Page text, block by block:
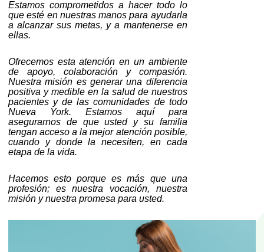
Estamos comprometidos a hacer todo lo
que esté en nuestras manos para ayudarla
a alcanzar sus metas, y a mantenerse en
ellas.
Ofrecemos esta atención en un ambiente
de apoyo, colaboración y compasión.
Nuestra misión es generar una diferencia
positiva y medible en la salud de nuestros
pacientes y de las comunidades de todo
Nueva York. Estamos aquí para
asegurarnos de que usted y su familia
tengan acceso a la mejor atención posible,
cuando y donde la necesiten, en cada
etapa de la vida.
Hacemos esto porque es más que una
profesión; es nuestra vocación, nuestra
misión y nuestra promesa para usted.